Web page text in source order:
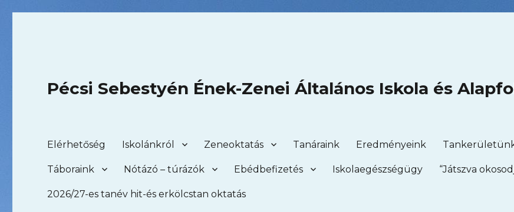
Pécsi Sebestyén Ének-Zenei Általános Iskola és
Elérhetőség Iskolánkról Zeneoktatás Tanáraink Eredményeink
Táboraink Nótázó – túrázók Ebédbefizetés Iskolaegészségügy “Játszva
2026/27-es tanév hit-és erkölcstan oktatás